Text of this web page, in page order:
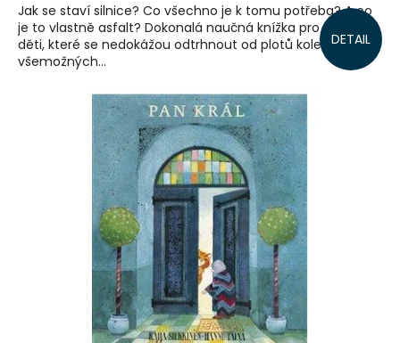
DETAIL
Jak se staví silnice? Co všechno je k tomu potřeba? A co
je to vlastně asfalt? Dokonalá naučná knížka pro všechny
děti, které se nedokážou odtrhnout od plotů kolem
všemožných...